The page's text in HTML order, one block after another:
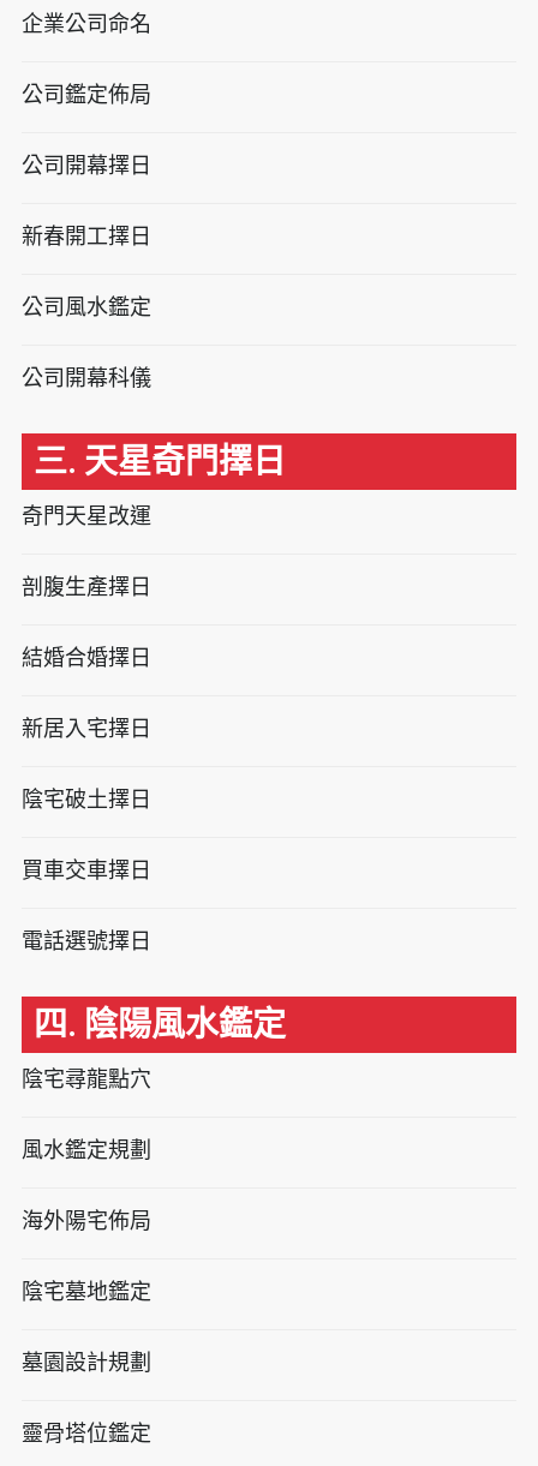
企業公司命名
公司鑑定佈局
公司開幕擇日
新春開工擇日
公司風水鑑定
公司開幕科儀
三. 天星奇門擇日
奇門天星改運
剖腹生產擇日
結婚合婚擇日
新居入宅擇日
陰宅破土擇日
買車交車擇日
電話選號擇日
四. 陰陽風水鑑定
陰宅尋龍點穴
風水鑑定規劃
海外陽宅佈局
陰宅墓地鑑定
墓園設計規劃
靈骨塔位鑑定